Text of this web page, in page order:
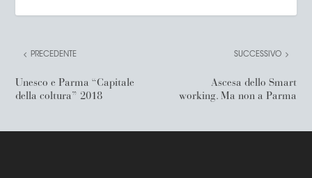
PRECEDENTE
Unesco e Parma “Capitale
della coltura” 2018
SUCCESSIVO
Ascesa dello Smart
working. Ma non a Parma